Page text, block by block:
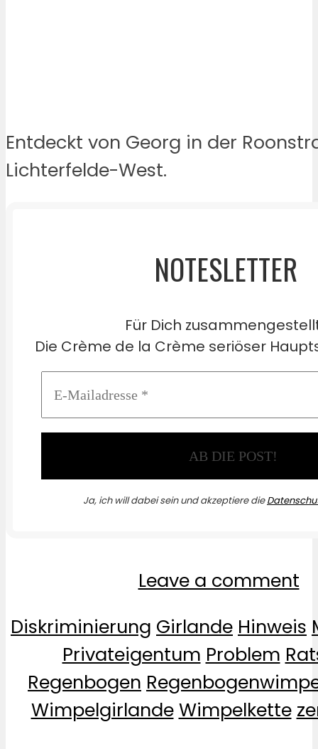
Entdeckt von Georg in der
Lichterfelde-West.
NOTESLETTER
Für Dich
Die Crème de la Crème seriöser
Ja, ich will dabei sein und akzeptiere die
Leave a comment
Diskriminierung Girlande Hinweis
Privateigentum Problem
Regenbogen
Wimpelgirlande Wimpelkette